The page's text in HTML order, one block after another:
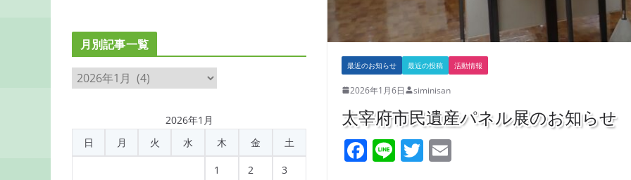
最近のお知らせ 最近の投稿 活動情報
2026年1月6日 siminisan
太宰府市民遺産パネル展のお知らせ
F
a
Li
n
T
w
月別記事一覧
月
事
2026年1月
日
月 火 水 木 金 土
1 2 3